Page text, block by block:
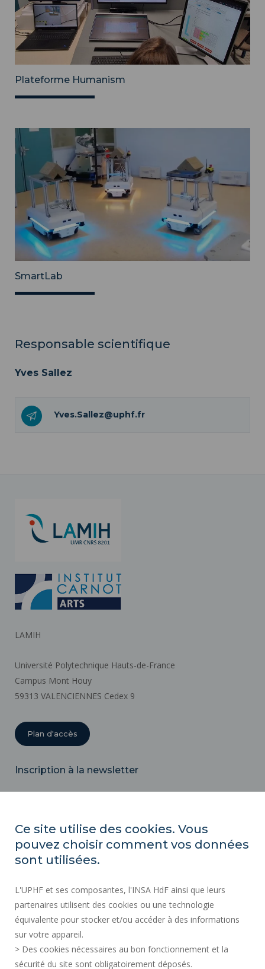
Plateforme Humanism
SmartLab
Responsable scientifique
Yves Sallez
Yves.Sallez@uphf.fr
LAMIH
Université Polytechnique Hauts-de-France
Campus Mont Houy
59313 VALENCIENNES Cedex 9
Plan d'accès
Inscription à la newsletter
ACTES RÉGLEMENTAIRES
MARCHÉS PUBLICS
MENTIONS LÉGALES
ESPACE PRESSE
RECRUTEMENTS
Ce site utilise des cookies. Vous
pouvez choisir comment vos données
sont utilisées.
L'UPHF et ses composantes, l'INSA HdF ainsi que leurs
partenaires utilisent des cookies ou une technologie
équivalente pour stocker et/ou accéder à des informations
sur votre appareil.
> Des cookies nécessaires au bon fonctionnement et la
sécurité du site sont obligatoirement déposés.